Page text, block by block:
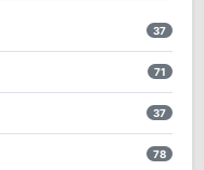
37
71
37
78